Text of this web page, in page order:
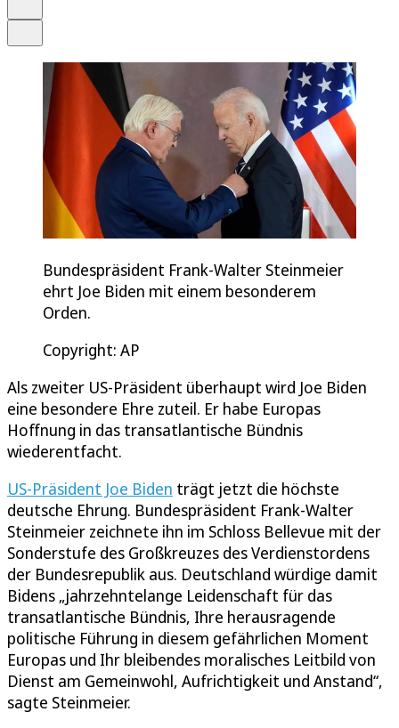
Bundespräsident Frank-Walter Steinmeier
ehrt Joe Biden mit einem besonderem
Orden.
Copyright: AP
Als zweiter US-Präsident überhaupt wird Joe Biden
eine besondere Ehre zuteil. Er habe Europas
Hoffnung in das transatlantische Bündnis
wiederentfacht.
US-Präsident Joe Biden trägt jetzt die höchste
deutsche Ehrung. Bundespräsident Frank-Walter
Steinmeier zeichnete ihn im Schloss Bellevue mit der
Sonderstufe des Großkreuzes des Verdienstordens
der Bundesrepublik aus. Deutschland würdige damit
Bidens „jahrzehntelange Leidenschaft für das
transatlantische Bündnis, Ihre herausragende
politische Führung in diesem gefährlichen Moment
Europas und Ihr bleibendes moralisches Leitbild von
Dienst am Gemeinwohl, Aufrichtigkeit und Anstand“,
sagte Steinmeier.